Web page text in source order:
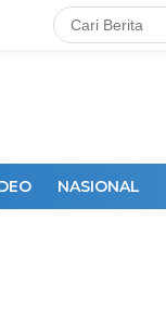
NASIONAL